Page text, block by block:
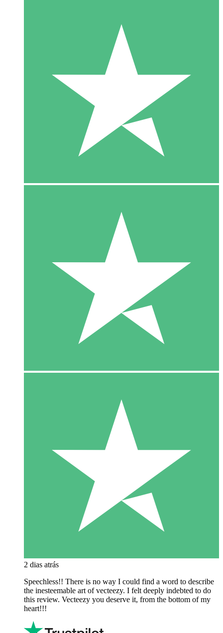
2 dias atrás
Speechless!! There is no way I could find a word to describe
the inesteemable art of vecteezy. I felt deeply indebted to do
this review. Vecteezy you deserve it, from the bottom of my
heart!!!